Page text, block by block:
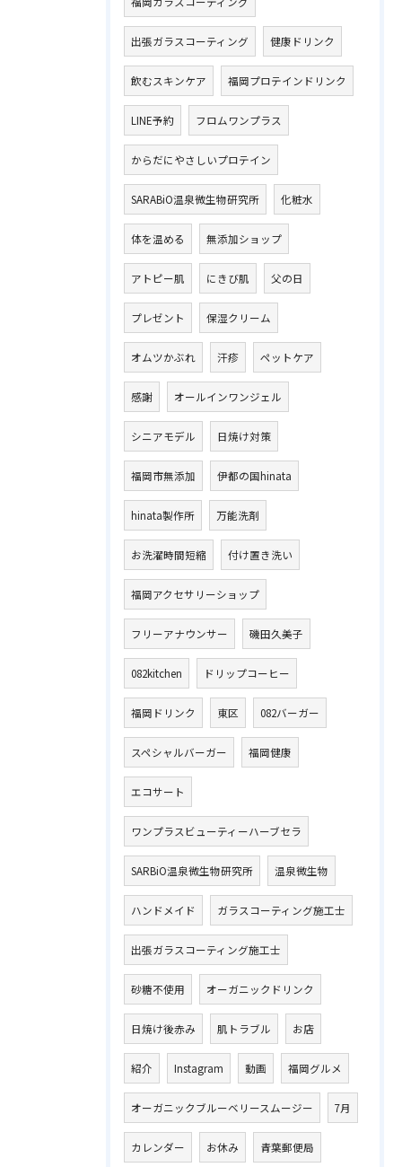
出張ガラスコーティング 健康ドリンク
飲むスキンケア 福岡プロテインドリンク
LINE予約 フロムワンプラス
からだにやさしいプロテイン
SARABiO温泉微生物研究所 化粧水
体を温める 無添加ショップ
アトピー肌 にきび肌 父の日
プレゼント 保湿クリーム
オムツかぶれ 汗疹 ペットケア
感謝 オールインワンジェル
シニアモデル 日焼け対策
福岡市無添加 伊都の国hinata
hinata製作所 万能洗剤
お洗濯時間短縮 付け置き洗い
福岡アクセサリーショップ
フリーアナウンサー 磯田久美子
082kitchen ドリップコーヒー
福岡ドリンク 東区 082バーガー
スペシャルバーガー 福岡健康
エコサート
ワンプラスビューティーハーブセラ
SARBiO温泉微生物研究所 温泉微生物
ハンドメイド ガラスコーティング施工士
出張ガラスコーティング施工士
砂糖不使用 オーガニックドリンク
日焼け後赤み 肌トラブル お店
紹介 Instagram 動画 福岡グルメ
オーガニックブルーベリースムージー 7月
カレンダー お休み 青葉郵便局